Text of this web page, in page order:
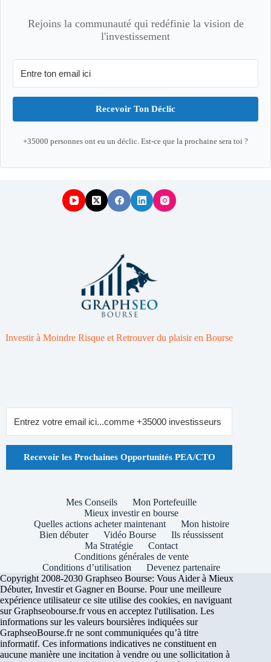
Rejoins la communauté qui redéfinie la vision de
l'investissement
Recevoir Ton Déclic
+35000 personnes ont eu un déclic. Est-ce que la prochaine sera toi ?
Investir à Moindre Risque et Retrouver du plaisir en Bourse
Recevoir les Prochaines Opportunités PEA/CTO
Mes Conseils
Mon Portefeuille
Mieux investir en bourse
Quelles actions acheter maintenant
Mon histoire
Bien débuter
Vidéo Bourse
Ils réussissent
Ma Stratégie
Contact
Conditions générales de vente
Conditions d’utilisation
Devenez partenaire
Copyright 2008-2030 Graphseo Bourse: Vous Aider à Mieux
Débuter, Investir et Gagner en Bourse. Pour une meilleure
expérience utilisateur ce site utilise des cookies, en naviguant
sur Graphseobourse.fr vous en acceptez l'utilisation. Les
informations sur les valeurs boursières indiquées sur
GraphseoBourse.fr ne sont communiquées qu’à titre
informatif. Ces informations indicatives ne constituent en
aucune manière une incitation à vendre ou une sollicitation à